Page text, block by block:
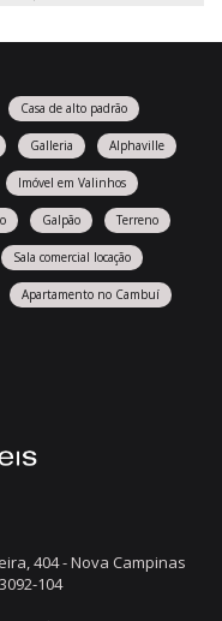
Casa de alto padrão
Galleria Alphaville
Imóvel em Valinhos
Galpão Terreno
Sala comercial locação
Apartamento no Cambuí
404 - Nova Campinas
104